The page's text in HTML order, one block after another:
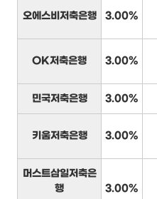
오에스비저축은행 3.00%
OK저축은행 3.00%
민국저축은행 3.00%
키움저축은행 3.00%
머스트삼일저축은
행
3.00%